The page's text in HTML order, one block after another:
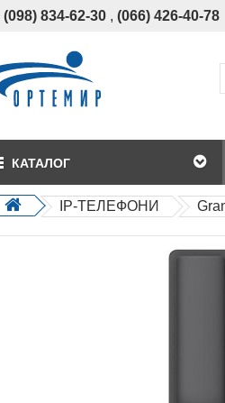
(098) 834-62-30 , (066) 426‑40‑78
КАТАЛОГ
IP-ТЕЛЕФОНИ